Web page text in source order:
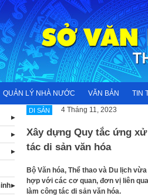
QUẢN LÝ NHÀ NƯỚC VĂN BẢN TIN
DI SẢN 4 Tháng 11, 2023
Xây dựng Quy tắc ứng
tác di sản văn hóa
Bộ Văn hóa, Thể thao và Du lịch
hợp với các cơ quan, đơn vị liên
làm công tác di sản văn hóa.